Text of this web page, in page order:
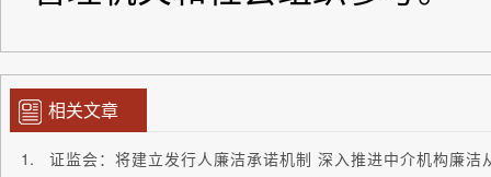
相关文章
证监会：将建立发行人廉洁承诺机制 深入推进中介机构廉洁